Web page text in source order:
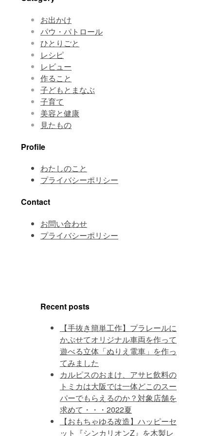
お出かけ
パウ・パトロール
ひとりごと
レシピ
レビュー
作ること
子どもとまなぶ
子育て
美容と健康
見たもの
Profile
わたしのこと
プライバシーポリシー
Contact
お問い合わせ
プライバシーポリシー
Recent posts
【手抜き簡単工作】プラレールに
かぶせてオリジナル車両を作って
遊べる立体「ぬりえ電車」を作っ
てみました
カルピスのおまけ、アサヒ飲料の
トミカは大阪では一体どこのスー
パーでもらえるのか？対象店舗を
求めて・・・2022夏
【おもちゃゆる改造】ハッピーセ
ット『シンカリオンZ』を木製レ